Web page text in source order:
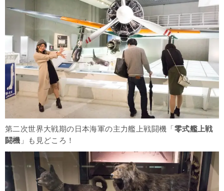
第二次世界大戦期の日本海軍の主力艦上戦闘機「 零式艦上戦
闘機 」も見どころ！